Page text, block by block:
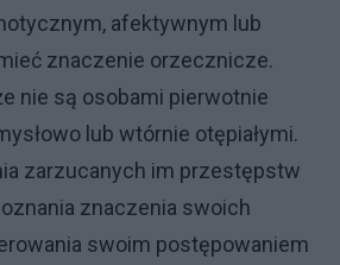
afektywnym lub
znaczenie orzecznicze.
nie są osobami pierwotnie
lub wtórnie otępiałymi.
zarzucanych im przestępstw
znaczenia swoich
swoim postępowaniem